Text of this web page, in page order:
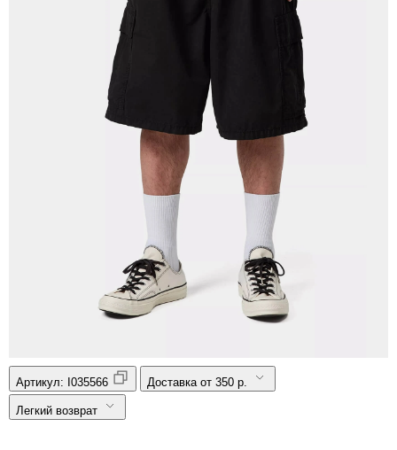
Артикул: I035566 Доставка от 350 р.
Легкий возврат